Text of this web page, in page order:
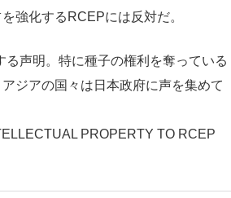
強化するRCEPには反対だ。
声明。特に種子の権利を奪っている
ジアの国々は日本政府に声を集めて
PROPERTY TO RCEP